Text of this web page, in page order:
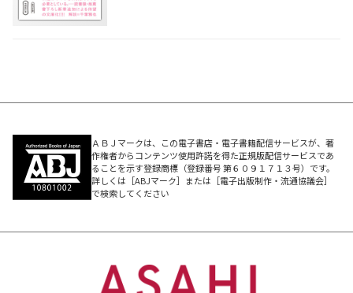
の特色は、「反発」「反感」を手がかりに差別を生
コレ）やハラスメントの論理を通じて、差別と正義
の言説構造を批評的に検証します。 単行本発売後か
ら「単純化を拒む刺激的な問い」を投げかける作品
としても高く評価されており、「読む者に覚悟を迫
る一冊」などとも言われています。 そんな本書の文
シティズンシップの対立構造が、より立体的に読め
ＡＢＪマークは、この電子書店・電子書籍配信サービスが、著
作権者からコンテンツ使用許諾を得た正規版配信サービスであ
ることを示す登録商標（登録番号 第６０９１７１３号）です。
詳しくは［ABJマーク］または［電子出版制作・流通協議会］
で検索してください